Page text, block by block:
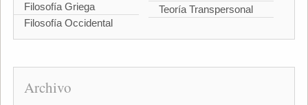
Filosofía Griega
Filosofía Occidental
Teoría Transpersonal
Archivo